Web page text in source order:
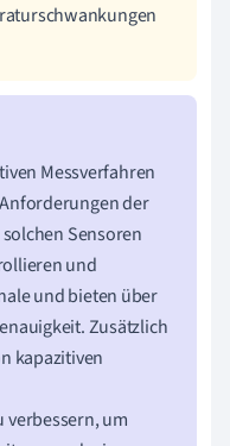
Messverfahren
der
Sensoren
und
und bieten über
Zusätzlich
kapazitiven
verbessern, um